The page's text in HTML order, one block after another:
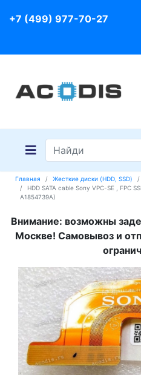
+7 (499) 977-70-27
Главная Жесткие диски (HDD, SSD)
HDD SATA cable Sony VPC-SE , FPC
A1854739A)
Внимание: возможны
Москве! Самовывоз и